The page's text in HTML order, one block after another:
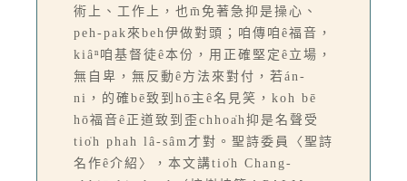
術上、工作上，也m̄免著急抑是操心、
peh-pak來beh伊做對頭；咱傳咱ê福音，
kiâⁿ咱基督徒ê本份，用正確堅定ê立場，
無自卑，無反動ê方法來對付，若án-
ni，的確bē致到hō͘主ê名見笑，koh bē
hō͘福音ê正道致到歪chhoa̍h抑是名聲受
tio̍h phah lâ-sâm才對。聖詩委員〈聖詩
名作ê介紹〉，本文講tio̍h Chang-